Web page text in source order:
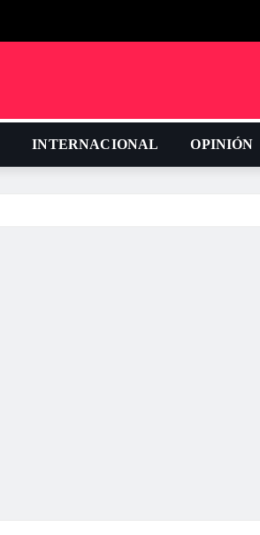
INTERNACIONAL OPINIÓN